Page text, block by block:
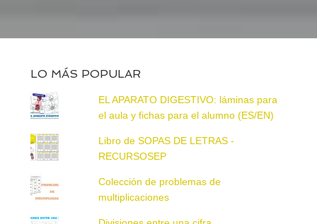
LO MÁS POPULAR
EL APARATO DIGESTIVO: láminas para
el aula y fichas para el alumno (ES/EN)
Libro de SOPAS DE LETRAS -
RECURSOSEP
Colección de problemas de
multiplicaciones